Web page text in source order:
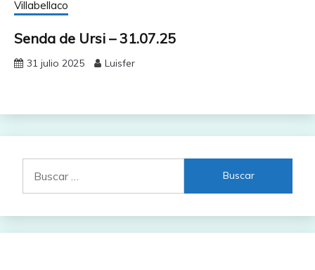
Villabellaco
Senda de Ursi – 31.07.25
31 julio 2025 Luisfer